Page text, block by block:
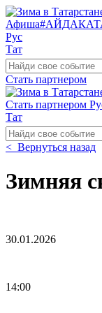
Афиша
Рус
Тат
Поиск
по
сайту
Стать партнером
Стать партнером
Тат
Поиск
по
сайту
< Вернуться назад
Зимняя
30.01.2026
14:00